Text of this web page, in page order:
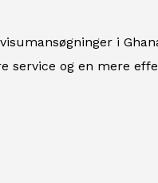
i
service og en mere